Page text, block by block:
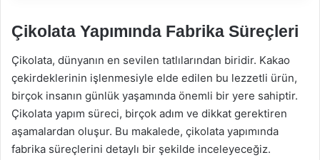
Çikolata Yapımında Fabrika Süreçleri
Çikolata, dünyanın en sevilen tatlılarından biridir. Kakao
çekirdeklerinin işlenmesiyle elde edilen bu lezzetli ürün,
birçok insanın günlük yaşamında önemli bir yere sahiptir.
Çikolata yapım süreci, birçok adım ve dikkat gerektiren
aşamalardan oluşur. Bu makalede, çikolata yapımında
fabrika süreçlerini detaylı bir şekilde inceleyeceğiz.